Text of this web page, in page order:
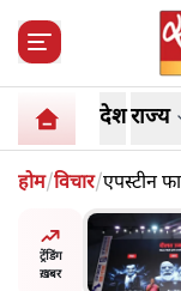
देशराज्य
होम/विचार/एपस्टीन
ट्रेंडिंग
ख़बर
बीजेपी-
अटकलें